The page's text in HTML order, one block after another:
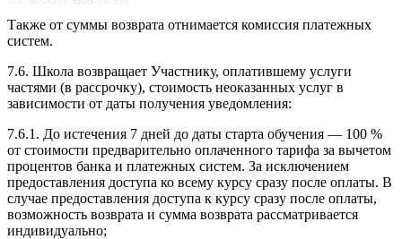
Также от суммы возврата отнимается комиссия платежных
систем.
7.6. Школа возвращает Участнику, оплатившему услуги
частями (в рассрочку), стоимость неоказанных услуг в
зависимости от даты получения уведомления:
7.6.1. До истечения 7 дней до даты старта обучения — 100 %
от стоимости предварительно оплаченного тарифа за вычетом
процентов банка и платежных систем. За исключением
предоставления доступа ко всему курсу сразу после оплаты. В
случае предоставления доступа к курсу сразу после оплаты,
возможность возврата и сумма возврата рассматривается
индивидуально;